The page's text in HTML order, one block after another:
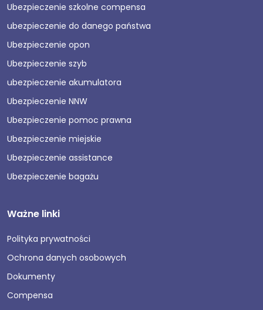
Ubezpieczenie szkolne compensa
ubezpieczenie do danego państwa
Ubezpieczenie opon
Ubezpieczenie szyb
ubezpieczenie akumulatora
Ubezpieczenie NNW
Ubezpieczenie pomoc prawna
Ubezpieczenie miejskie
Ubezpieczenie assistance
Ubezpieczenie bagażu
Ważne linki
Polityka prywatności
Ochrona danych osobowych
Dokumenty
Compensa